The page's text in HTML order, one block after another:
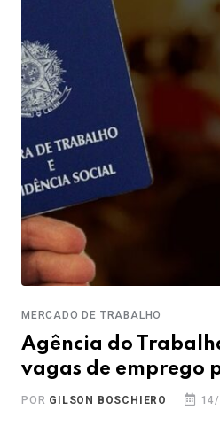
MERCADO DE TRABALHO
Agência do
vagas de emprego
POR GILSON BOSCHIERO